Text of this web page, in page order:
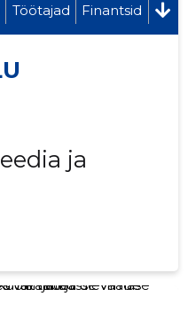
Töötajad Finantsid
ja